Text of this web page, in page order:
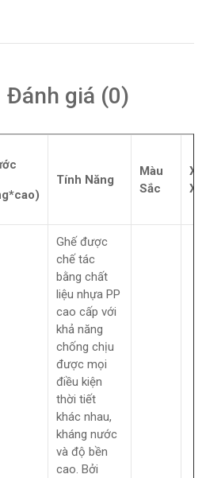
Đánh giá (0)
Tính Năng
Màu
Sắc
Xứ
Ghế được
chế tác
bằng chất
liệu nhựa PP
cao cấp với
khả năng
chống chịu
được mọi
điều kiện
thời tiết
khác nhau,
kháng nước
và độ bền
cao. Bởi